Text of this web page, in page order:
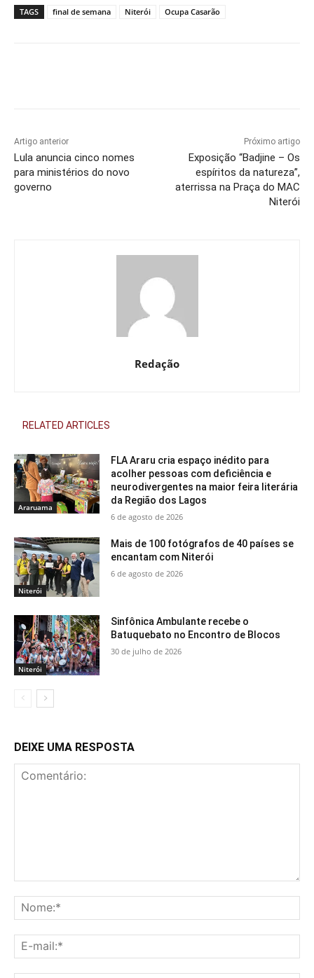
TAGS final de semana Niterói Ocupa Casarão
Artigo anterior
Lula anuncia cinco nomes
para ministérios do novo
governo
Próximo artigo
Exposição “Badjine – Os
espíritos da natureza”,
aterrissa na Praça do MAC
Niterói
Redação
RELATED ARTICLES
Araruama
FLA Araru cria espaço inédito para
acolher pessoas com deficiência e
neurodivergentes na maior feira literária
da Região dos Lagos
6 de agosto de 2026
Niterói
Mais de 100 fotógrafos de 40 países se
encantam com Niterói
6 de agosto de 2026
Niterói
Sinfônica Ambulante recebe o
Batuquebato no Encontro de Blocos
30 de julho de 2026
DEIXE UMA RESPOSTA